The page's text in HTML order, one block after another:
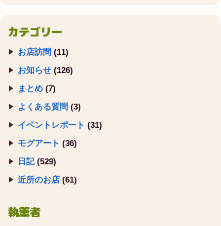
カテゴリー
お店訪問 (11)
お知らせ (126)
まとめ (7)
よくある質問 (3)
イベントレポート (31)
モグアート (36)
日記(529)
近所のお店 (61)
執筆者